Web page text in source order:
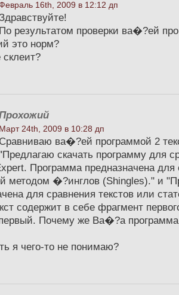
16th, 2009 в 12:12 дп
По результатом проверки ва�?ей
это норм?
склеит?
Март 24th, 2009 в 10:28 дп
Сравниваю ва�?ей программой 2
скачать программу для
Программа предназначена для
методом �?инглов (Shingles)." и
для сравнения текстов или
содержит в себе фрагмент
Почему же Ва�?а программа
я чего-то не понимаю?